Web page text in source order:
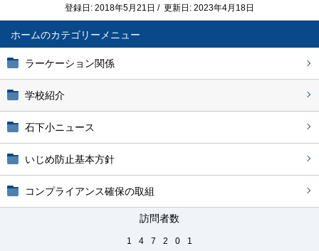
ホーム
ラーケーション関係
学校紹介
石下小ニュース
いじめ防止基本方針
コンプライアンス確保の取組
訪問者数
1 4 7 2 0 1
登録日: 2018年5月21日 / 更新日: 2023年4月18日